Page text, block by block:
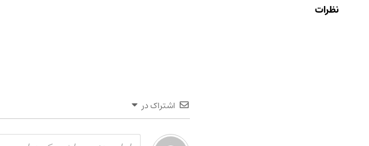
نظرات
اشتراک در